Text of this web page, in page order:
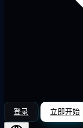
登录 立即开始